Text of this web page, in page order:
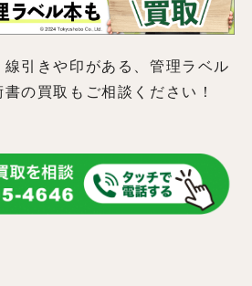
引きや印がある、管理ラベル
の買取もご相談ください！